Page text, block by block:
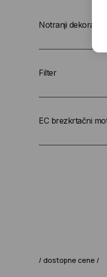
Notranji
Filter
EC brezkrtačni
dostopne cene